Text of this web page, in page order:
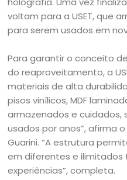
voltam para a USET, que
para serem usados em
Para garantir o conceito
do reaproveitamento, a
materiais de alta
pisos vinílicos, MDF
armazenados e
usados por anos”, afirma
Guarini. “A estrutura
em diferentes e ilimitados
experiências”, completa.